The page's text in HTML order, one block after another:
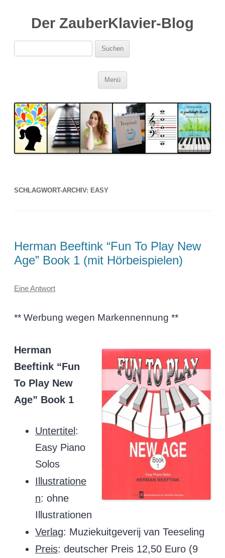
Der ZauberKlavier-Blog
Suchen
nach:
Menü
SCHLAGWORT-ARCHIV: EASY
Herman Beeftink “Fun To Play New
Age” Book 1 (mit Hörbeispielen)
Eine Antwort
** Werbung wegen Markennennung **
Herman
Beeftink “Fun
To Play New
Age” Book 1
Untertitel:
Easy Piano
Solos
Illustratione
n: ohne
Illustrationen
Verlag: Muziekuitgeverij van Teeseling
Preis: deutscher Preis 12,50 Euro (9